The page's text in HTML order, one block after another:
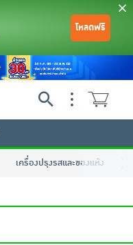
โหลดฟรี
เครื่องปรุงรสและของแห้ง